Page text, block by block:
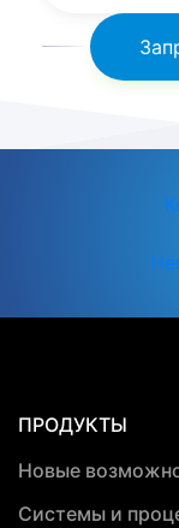
ПРОДУКТЫ
Новые
Системы и